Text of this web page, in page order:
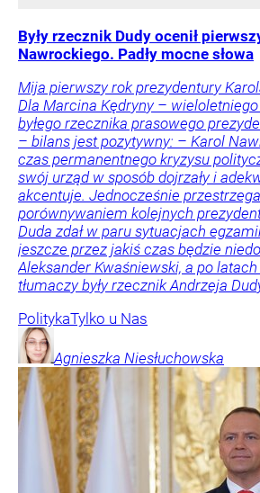
Były rzecznik Dudy ocenił
Nawrockiego. Padły mocne słowa
Mija pierwszy rok prezydentury
Dla Marcina Kędryny –
byłego rzecznika prasowego
– bilans jest pozytywny: – Karol
czas permanentnego kryzysu
swój urząd w sposób dojrzały i
akcentuje. Jednocześnie
porównywaniem kolejnych
Duda zdał w paru sytuacjach
jeszcze przez jakiś czas będzie
Aleksander Kwaśniewski, a po
tłumaczy były rzecznik Andrzeja
PolitykaTylko u Nas
Agnieszka Niesłuchowska